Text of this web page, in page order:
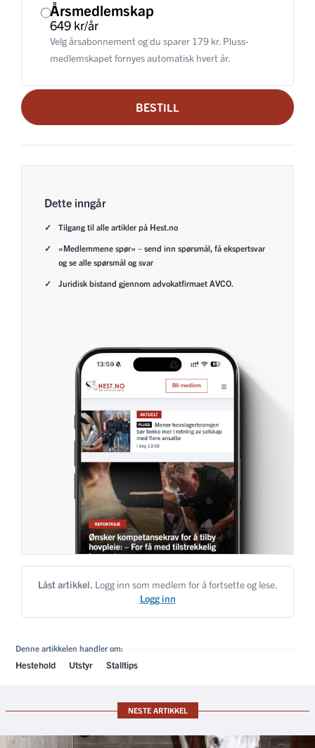
Årsmedlemskap
649 kr/år
Velg årsabonnement og du sparer 179 kr. Pluss-
medlemskapet fornyes automatisk hvert år.
BESTILL
Dette inngår
Tilgang til alle artikler på Hest.no
«Medlemmene spør» – send inn spørsmål, få ekspertsvar
og se alle spørsmål og svar
Juridisk bistand gjennom advokatfirmaet AVCO.
Låst artikkel. Logg inn som medlem for å fortsette og lese.
Logg inn
Denne artikkelen handler om:
Hestehold Utstyr Stalltips
NESTE ARTIKKEL